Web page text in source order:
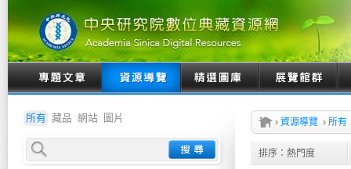
所有 藏品 網站 圖片 › 資源導覽 › 所有
排序： 熱門度